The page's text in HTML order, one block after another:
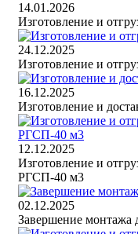
14.01.2026
Изготовление и
24.12.2025
Изготовление и
16.12.2025
Изготовление и
12.12.2025
Изготовление и
РГСП-40 м3
02.12.2025
Завершение монтажа